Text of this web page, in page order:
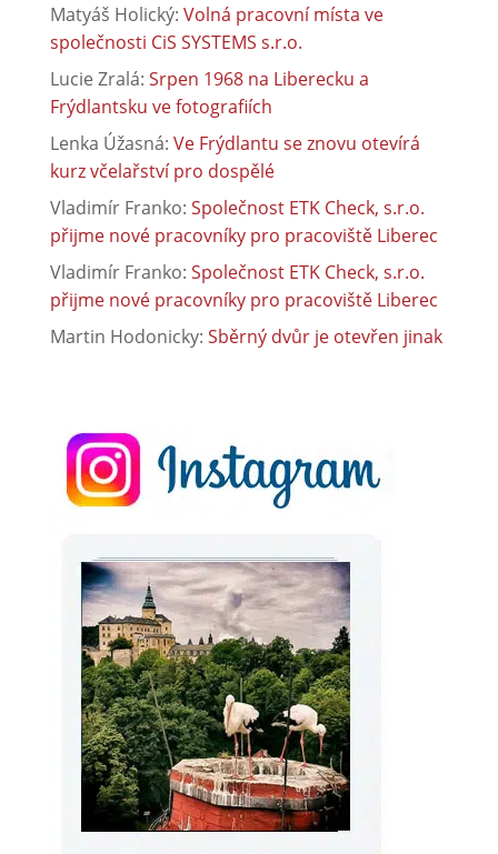
Matyáš Holický: Volná pracovní místa ve
společnosti CiS SYSTEMS s.r.o.
Lucie Zralá: Srpen 1968 na Liberecku a
Frýdlantsku ve fotografiích
Lenka Úžasná: Ve Frýdlantu se znovu otevírá
kurz včelařství pro dospělé
Vladimír Franko: Společnost ETK Check, s.r.o.
přijme nové pracovníky pro pracoviště Liberec
Vladimír Franko: Společnost ETK Check, s.r.o.
přijme nové pracovníky pro pracoviště Liberec
Martin Hodonicky: Sběrný dvůr je otevřen jinak